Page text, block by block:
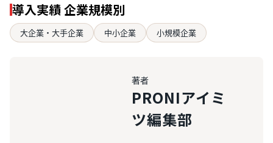
導入実績 企業規模別
大企業・大手企業 中小企業 小規模企業
著者
PRONIアイミ
ツ編集部